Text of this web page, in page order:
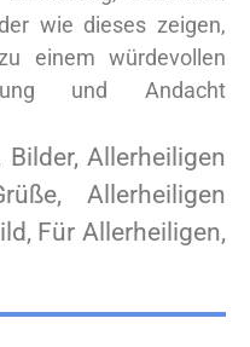
wie dieses zeigen,
einem würdevollen
und Andacht
Allerheiligen
Allerheiligen
Für Allerheiligen,